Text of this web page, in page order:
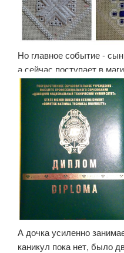
Но главное событие -
а сейчас поступает в
А дочка усиленно
каникул пока нет, было